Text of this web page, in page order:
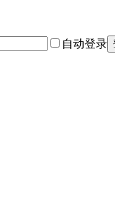
自动登录